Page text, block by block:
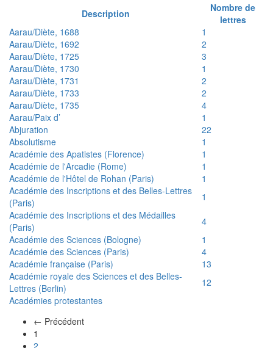
Description
Nombre de
lettres
Aarau/Diète, 1688
1
Aarau/Diète, 1692
2
Aarau/Diète, 1725
3
Aarau/Diète, 1730
1
Aarau/Diète, 1731
2
Aarau/Diète, 1733
2
Aarau/Diète, 1735
4
Aarau/Paix d’
1
Abjuration
22
Absolutisme
1
Académie des Apatistes (Florence)
1
Académie de l'Arcadie (Rome)
1
Académie de l'Hôtel de Rohan (Paris)
1
Académie des Inscriptions et des Belles-Lettres
(Paris)
1
Académie des Inscriptions et des Médailles
(Paris)
4
Académie des Sciences (Bologne)
1
Académie des Sciences (Paris)
4
Académie française (Paris)
13
Académie royale des Sciences et des Belles-
Lettres (Berlin)
12
Académies protestantes
← Précédent
1
2